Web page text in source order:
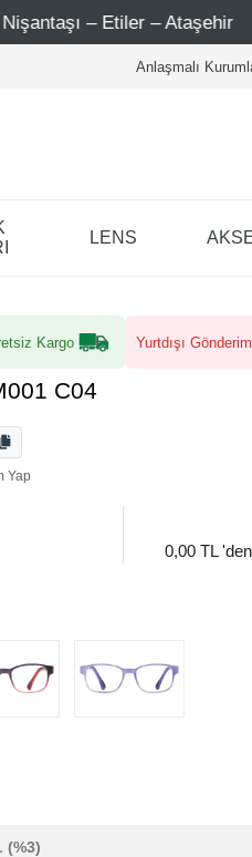
Üye ol ! 5000 TL üzeri ilk
Anlaşmalı
LENS
Kargo Yurtdışı Gönderim
C04
Yap
0,00 TL
(%3)